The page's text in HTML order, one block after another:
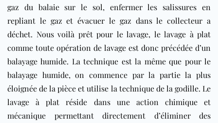
gaz du balaie sur le sol, enfermer les salissures en
repliant le gaz et évacuer le gaz dans le collecteur a
déchet. Nous voilà prêt pour le lavage, le lavage à plat
comme toute opération de lavage est donc précédée d’un
balayage humide. La technique est la même que pour le
balayage humide, on commence par la partie la plus
éloignée de la pièce et utilise la technique de la godille. Le
lavage à plat réside dans une action chimique et
mécanique permettant directement d’éliminer des